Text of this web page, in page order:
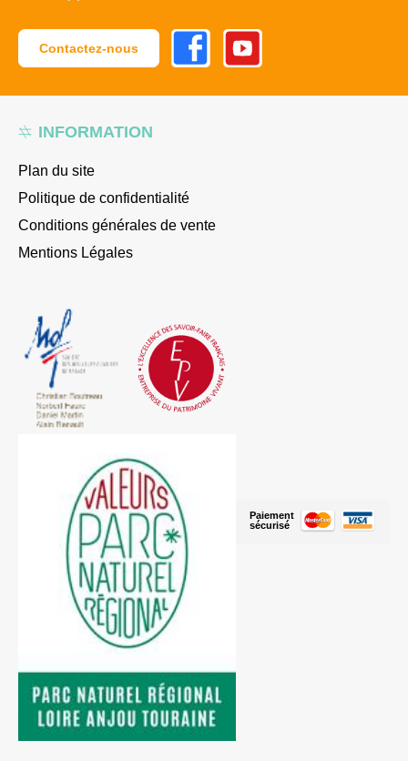
INFORMATION
Plan du site
Politique de confidentialité
Conditions générales de vente
Mentions Légales
Paiement
sécurisé
Contactez-nous
FacebookYoutube